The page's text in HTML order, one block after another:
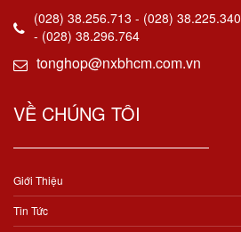
(028) 38.256.713 - (028) 38.225.340
- (028) 38.296.764
tonghop@nxbhcm.com.vn
VỀ CHÚNG TÔI
Giới Thiệu
Tin Tức